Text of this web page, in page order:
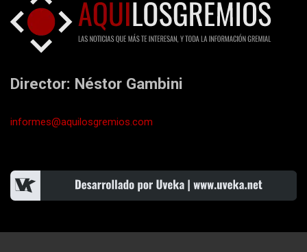
Director: Néstor Gambini
informes@aquilosgremios.com